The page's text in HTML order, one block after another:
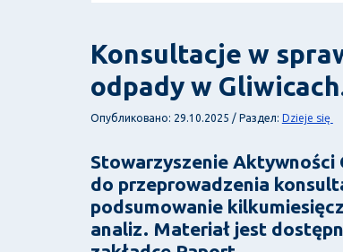
Konsultacje w
odpady w
Опубликовано: 29.10.2025 / Раздел: Dzieje się
Stowarzyszenie Aktywności
do przeprowadzenia
podsumowanie
analiz. Materiał jest